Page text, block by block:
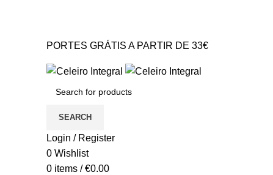
PORTES GRÁTIS A PARTIR DE 33€
SEARCH
Login / Register
0 Wishlist
0 items / €0.00